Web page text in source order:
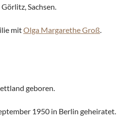
Sachsen.
mitOlga Margarethe Groß.
geboren.
1950 in Berlin geheiratet.